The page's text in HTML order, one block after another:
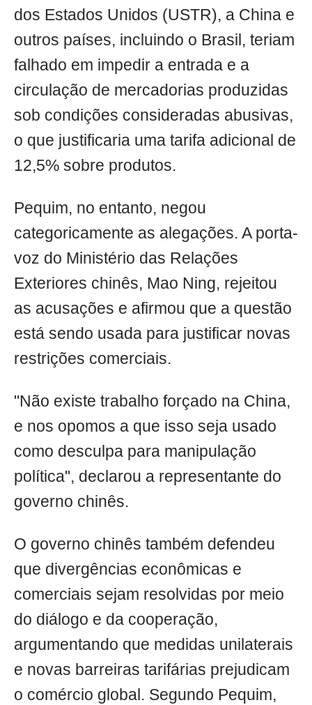
dos Estados Unidos (USTR), a China e
outros países, incluindo o Brasil, teriam
falhado em impedir a entrada e a
circulação de mercadorias produzidas
sob condições consideradas abusivas,
o que justificaria uma tarifa adicional de
12,5% sobre produtos.
Pequim, no entanto, negou
categoricamente as alegações. A porta-
voz do Ministério das Relações
Exteriores chinês, Mao Ning, rejeitou
as acusações e afirmou que a questão
está sendo usada para justificar novas
restrições comerciais.
"Não existe trabalho forçado na China,
e nos opomos a que isso seja usado
como desculpa para manipulação
política", declarou a representante do
governo chinês.
O governo chinês também defendeu
que divergências econômicas e
comerciais sejam resolvidas por meio
do diálogo e da cooperação,
argumentando que medidas unilaterais
e novas barreiras tarifárias prejudicam
o comércio global. Segundo Pequim,